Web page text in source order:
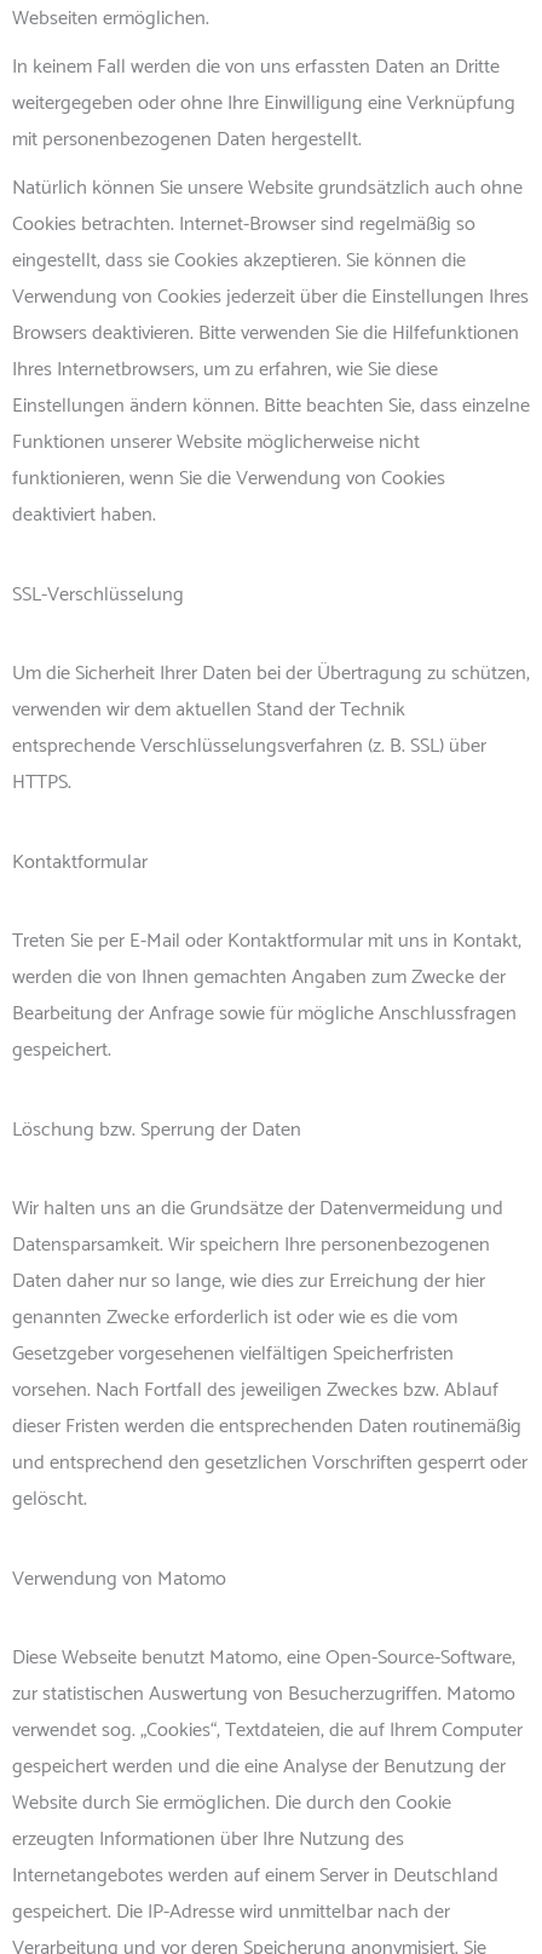
Webseiten ermöglichen.
In keinem Fall werden die von uns erfassten Daten an Dritte
weitergegeben oder ohne Ihre Einwilligung eine Verknüpfung
mit personenbezogenen Daten hergestellt.
Natürlich können Sie unsere Website grundsätzlich auch ohne
Cookies betrachten. Internet-Browser sind regelmäßig so
eingestellt, dass sie Cookies akzeptieren. Sie können die
Verwendung von Cookies jederzeit über die Einstellungen Ihres
Browsers deaktivieren. Bitte verwenden Sie die Hilfefunktionen
Ihres Internetbrowsers, um zu erfahren, wie Sie diese
Einstellungen ändern können. Bitte beachten Sie, dass einzelne
Funktionen unserer Website möglicherweise nicht
funktionieren, wenn Sie die Verwendung von Cookies
deaktiviert haben.
SSL-Verschlüsselung
Um die Sicherheit Ihrer Daten bei der Übertragung zu schützen,
verwenden wir dem aktuellen Stand der Technik
entsprechende Verschlüsselungsverfahren (z. B. SSL) über
HTTPS.
Kontaktformular
Treten Sie per E-Mail oder Kontaktformular mit uns in Kontakt,
werden die von Ihnen gemachten Angaben zum Zwecke der
Bearbeitung der Anfrage sowie für mögliche Anschlussfragen
gespeichert.
Löschung bzw. Sperrung der Daten
Wir halten uns an die Grundsätze der Datenvermeidung und
Datensparsamkeit. Wir speichern Ihre personenbezogenen
Daten daher nur so lange, wie dies zur Erreichung der hier
genannten Zwecke erforderlich ist oder wie es die vom
Gesetzgeber vorgesehenen vielfältigen Speicherfristen
vorsehen. Nach Fortfall des jeweiligen Zweckes bzw. Ablauf
dieser Fristen werden die entsprechenden Daten routinemäßig
und entsprechend den gesetzlichen Vorschriften gesperrt oder
gelöscht.
Verwendung von Matomo
Diese Webseite benutzt Matomo, eine Open-Source-Software,
zur statistischen Auswertung von Besucherzugriffen. Matomo
verwendet sog. „Cookies“, Textdateien, die auf Ihrem Computer
gespeichert werden und die eine Analyse der Benutzung der
Website durch Sie ermöglichen. Die durch den Cookie
erzeugten Informationen über Ihre Nutzung des
Internetangebotes werden auf einem Server in Deutschland
gespeichert. Die IP-Adresse wird unmittelbar nach der